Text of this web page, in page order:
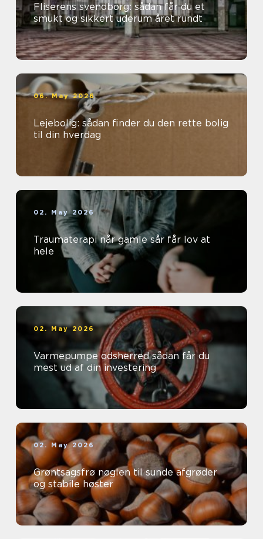
Fliserens svendborg: sådan får du et
smukt og sikkert uderum året rundt
06. May 2026
Lejebolig: sådan finder du den rette bolig
til din hverdag
02. May 2026
Traumaterapi når gamle sår får lov at
hele
02. May 2026
Varmepumpe odsherred sådan får du
mest ud af din investering
02. May 2026
Grøntsagsfrø nøglen til sunde afgrøder
og stabile høster